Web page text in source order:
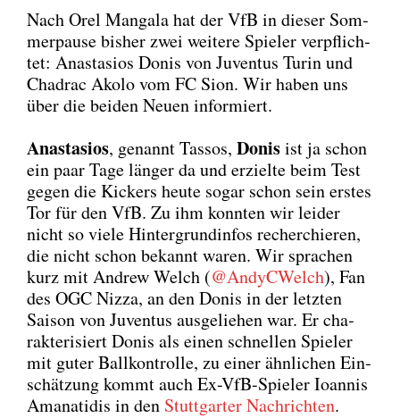
Nach Orel Manga­la hat der VfB in die­ser Som­
mer­pau­se bis­her zwei wei­te­re Spie­ler ver­pflich­
tet: Ana­sta­si­os Donis von Juven­tus Turin und
Chadrac Ako­lo vom FC Sion. Wir haben uns
über die bei­den Neu­en infor­miert.
Ana­sta­si­os, genannt Tas­sos, Donisist ja schon
ein paar Tage län­ger da und erziel­te beim Test
gegen die Kickers heu­te sogar schon sein ers­tes
Tor für den VfB. Zu ihm konn­ten wir lei­der
nicht so vie­le Hin­ter­grund­in­fos recher­chie­ren,
die nicht schon bekannt waren. Wir spra­chen
kurz mit Andrew Welch (@AndyCWelch), Fan
des OGC Niz­za, an den Donis in der letz­ten
Sai­son von Juven­tus aus­ge­lie­hen war. Er cha­
rak­te­ri­siert Donis als einen schnel­len Spie­ler
mit guter Ball­kon­trol­le, zu einer ähn­li­chen Ein­
schät­zung kommt auch Ex-VfB-Spie­ler Ioan­nis
Amana­t­i­dis in den Stutt­gar­ter Nach­rich­ten.